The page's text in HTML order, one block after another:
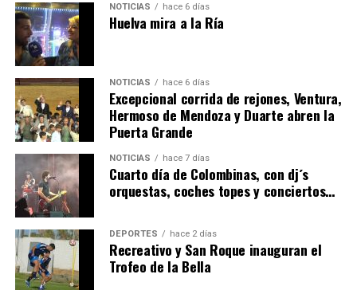
4º DÍA DE LAS FIESTAS COLOMBINAS 2026
hace 7 días Huelvatv
NOTICIAS hace 6 días
Huelva mira a la Ría
NOTICIAS hace 6 días
Excepcional corrida de rejones, Ventura,
Hermoso de Mendoza y Duarte abren la
Puerta Grande
NOTICIAS hace 7 días
Cuarto día de Colombinas, con dj´s
orquestas, coches topes y conciertos…
DEPORTES hace 2 días
Recreativo y San Roque inauguran el
Trofeo de la Bella